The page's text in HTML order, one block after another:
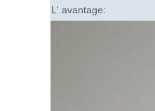
L' avantage: